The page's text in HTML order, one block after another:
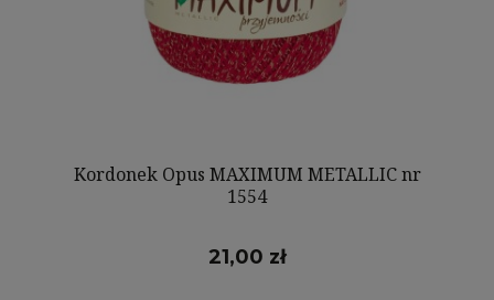
Kordonek Opus MAXIMUM METALLIC nr
1554
21,00 zł